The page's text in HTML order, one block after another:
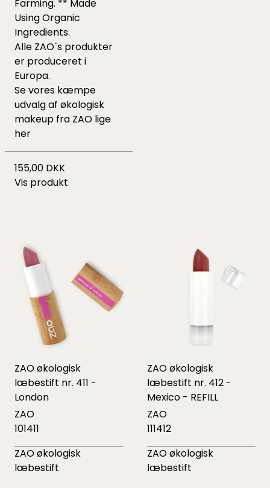
Farming. ** Made
Using Organic
Ingredients.
Alle ZAO´s produkter
er produceret i
Europa.
Se vores kæmpe
udvalg af økologisk
makeup fra ZAO lige
her
155,00 DKK
Vis produkt
ZAO økologisk
læbestift nr. 411 -
London
ZAO
101411
ZAO økologisk
læbestift
ZAO økologisk
læbestift nr. 412 -
Mexico - REFILL
ZAO
111412
ZAO økologisk
læbestift